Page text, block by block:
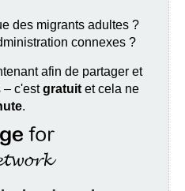
des migrants adultes ?
connexes ?
afin de partager et
– c'estgratuit et cela ne
.